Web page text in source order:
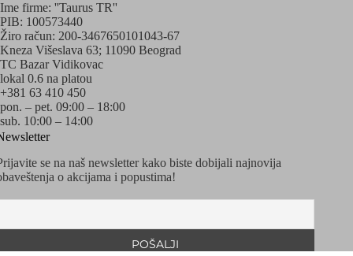
Ime firme: ''Taurus TR''
PIB: 100573440
Žiro račun: 200-3467650101043-67
Kneza Višeslava 63; 11090 Beograd
TC Bazar Vidikovac
lokal 0.6 na platou
+381 63 410 450
pon. – pet. 09:00 – 18:00
sub. 10:00 – 14:00
se na naš newsletter kako biste dobijali najnovija
o akcijama i popustima!